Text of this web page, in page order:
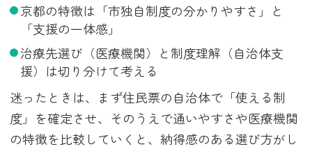
京都の特徴は「市独自制度の分かりやすさ」と
「支援の一体感」
治療先選び（医療機関）と制度理解（自治体支
援）は切り分けて考える
迷ったときは、まず住民票の自治体で「使える制
度」を確定させ、そのうえで通いやすさや医療機関
の特徴を比較していくと、納得感のある選び方がし